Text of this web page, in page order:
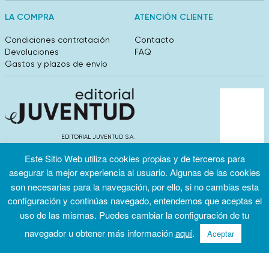
LA COMPRA
Condiciones contratación
Devoluciones
Gastos y plazos de envío
ATENCIÓN CLIENTE
Contacto
FAQ
EDITORIAL JUVENTUD S.A.
info@editorialjuventud.es
Condiciones
Política de
privacidad
Política de
Este Sitio Web utiliza cookies propias y de terceros para
asegurar la mejor experiencia al usuario. Algunas de las cookies
son necesarias para la navegación, por ello, si no cambias esta
configuración y continúas navegado, entendemos que aceptas el
uso de las mismas. Puedes cambiar la configuración de tu
navegador u obtener más informaciónaquí. Aceptar